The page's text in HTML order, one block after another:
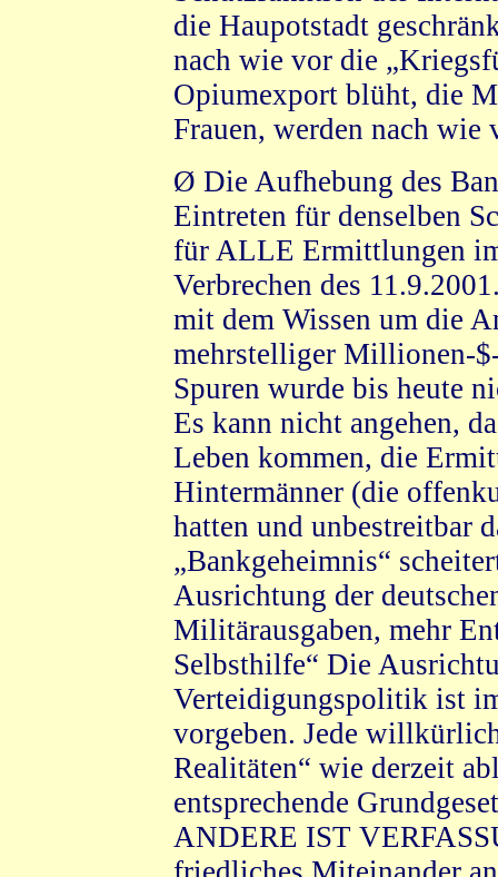
die Haupotstadt
nach wie vor die
Opiumexport blüht, die
Frauen, werden nach wie
Ø Die Aufhebung des
Eintreten für denselben
für ALLE Ermittlungen
Verbrechen des
mit dem Wissen um die
mehrstelliger Millionen-
Spuren wurde bis heute
Es kann nicht angehen,
Leben kommen, die
Hintermänner (die
hatten und unbestreitbar
„Bankgeheimnis“
Ausrichtung der
Militärausgaben, mehr
Selbsthilfe“ Die
Verteidigungspolitik ist
vorgeben. Jede
Realitäten“ wie derzeit
entsprechende
ANDERE IST